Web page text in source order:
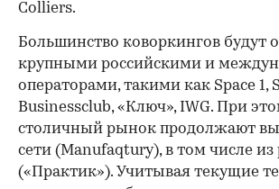
Colliers.
Большинство коворкингов будут
крупными российскими и
операторами, такими как Space 1,
Businessclub, «Ключ», IWG. При
столичный рынок продолжают
сети (Manufaqtury), в том числе из
(«Практик»). Учитывая текущие